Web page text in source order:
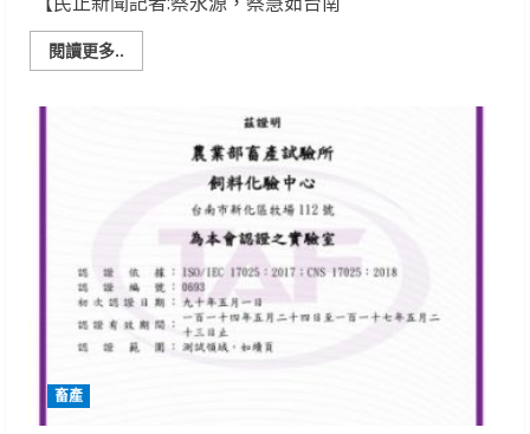
閱讀更多..
more
突
破
推
動
組
織
畜產